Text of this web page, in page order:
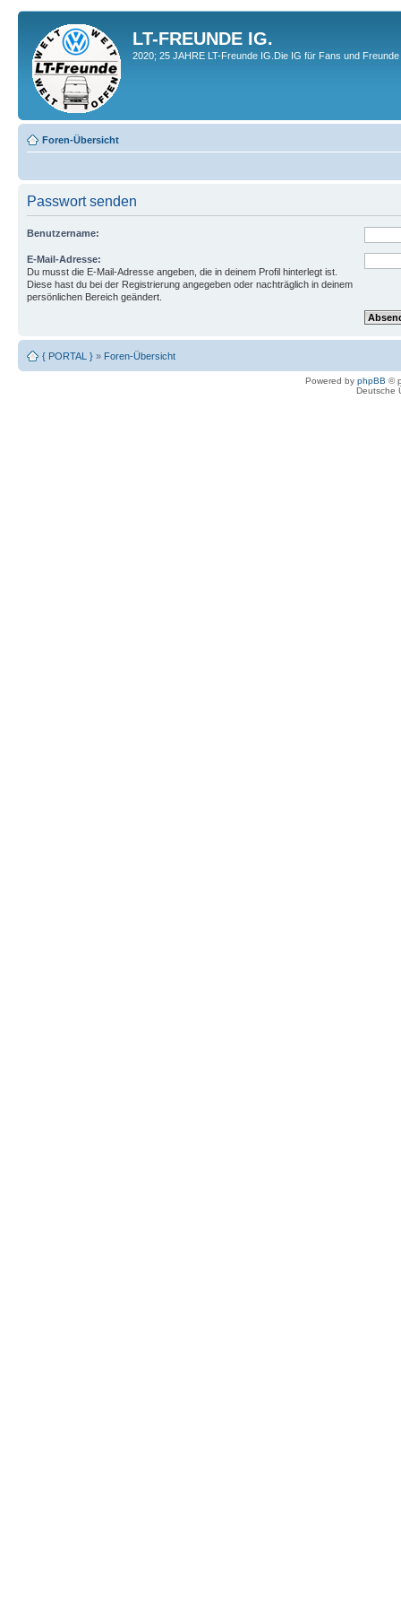
LT-FREUNDE IG.
2020; 25 JAHRE LT-Freunde IG.Die IG für Fans und
Foren-Übersicht
Passwort senden
Benutzername:
E-Mail-Adresse:
Du musst die E-Mail-Adresse angeben, die in deinem Profil hinterlegt ist.
Diese hast du bei der Registrierung angegeben oder nachträglich in deinem
persönlichen Bereich geändert.
{ PORTAL } » Foren-Übersicht
Powered by phpBB ©
Deutsche